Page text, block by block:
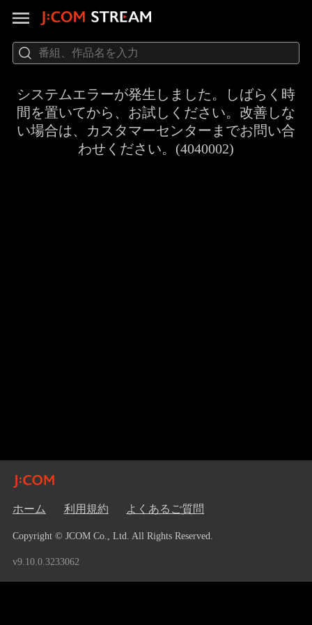
システムエラーが発生しました。しばらく時
間を置いてから、お試しください。改善しな
い場合は、カスタマーセンターまでお問い合
わせください。(4040002)
ホーム 利用規約 よくあるご質問
Copyright © JCOM Co., Ltd. All Rights Reserved.
v9.10.0.3233062